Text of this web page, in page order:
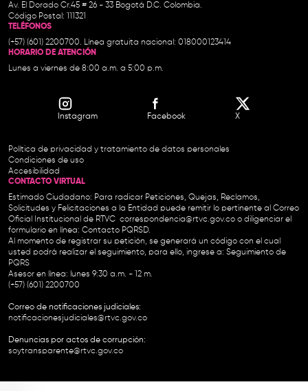
Av. El Dorado Cr.45 # 26 - 33 Bogotá D.C. Colombia.
Código Postal: 111321
TELÉFONOS
(+57) (601) 2200700. Línea gratuita nacional: 018000123414
HORARIO DE ATENCIÓN
Lunes a viernes de 8:00 a.m. a 5:00 p.m.
Instagram Facebook X
Política de privacidad y tratamiento de datos personales
Condiciones de uso
Accesibilidad
CONTACTO VIRTUAL
Estimado Ciudadano: Para radicar Peticiones, Quejas, Reclamos,
Solicitudes y Felicitaciones a la Entidad puede remitir lo pertinente al Correo
Oficial Institucional de RTVC correspondencia@rtvc.gov.co o diligenciar el
formulario en línea: Contacto PQRSD.
Al momento de registrar su petición, se generará un código con el cual
usted podrá realizar el seguimiento, para ello, ingrese a: Seguimiento de
PQRS
Asesor en línea: lunes 9:30 a.m. - 12 m.
(+57) (601) 2200700
Correo de notificaciones judiciales:
notificacionesjudiciales@rtvc.gov.co
Denuncias por actos de corrupción:
soytransparente@rtvc.gov.co